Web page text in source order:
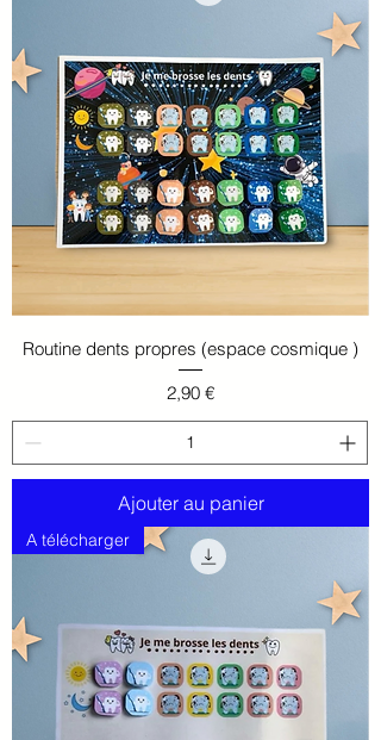
Routine dents propres (espace cosmique )
Prix
2,90 €
Ajouter au panier
A télécharger